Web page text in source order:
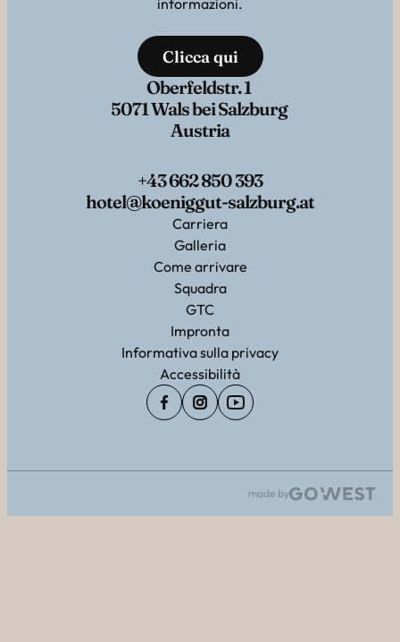
informazioni.
Clicca qui
Oberfeldstr. 1
5071 Wals bei Salzburg
Austria
+43 662 850 393
hotel@koeniggut-salzburg.at
Carriera
Galleria
Come arrivare
Squadra
GTC
Impronta
Informativa sulla privacy
Accessibilità
made by